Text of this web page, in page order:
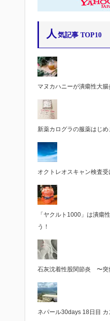
人 気記事 TOP10
マヌカハニーが潰瘍性大腸
新薬カログラの服薬はじめ
オクトレオスキャン検査受
「ヤクルト1000」は潰瘍
う！
石灰沈着性股関節炎 〜突
ネパール30days 18日目